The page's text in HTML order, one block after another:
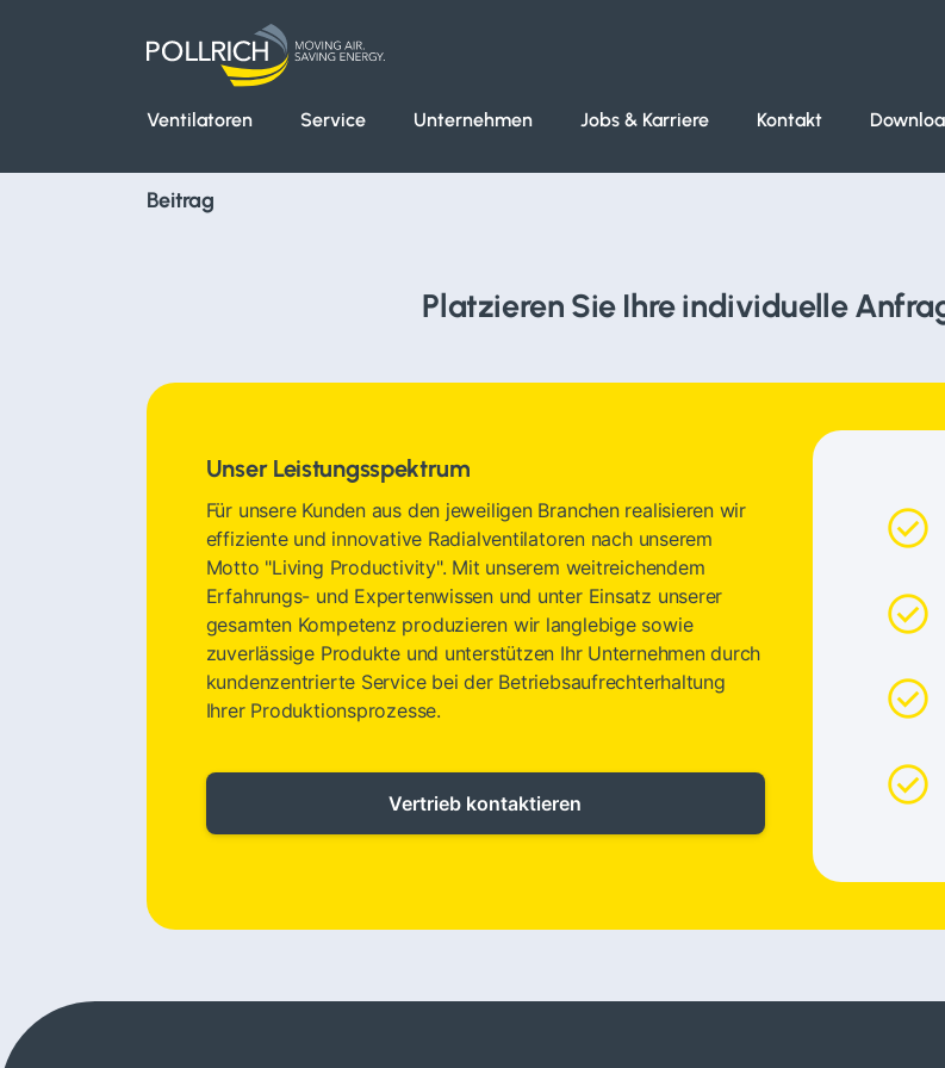
Ventilatoren Service Unternehmen Jobs & Karriere Kontakt
Beitrag
Platzieren Sie Ihre individuelle
Unser Leistungsspektrum
Für unsere Kunden aus den jeweiligen Branchen realisieren wir
effiziente und innovative Radialventilatoren nach unserem
Motto "Living Productivity". Mit unserem weitreichendem
Erfahrungs- und Expertenwissen und unter Einsatz unserer
gesamten Kompetenz produzieren wir langlebige sowie
zuverlässige Produkte und unterstützen Ihr Unternehmen durch
kundenzentrierte Service bei der Betriebsaufrechterhaltung
Ihrer Produktionsprozesse.
Vertrieb kontaktieren
check_circle
check_circle
check_circle
check_circle